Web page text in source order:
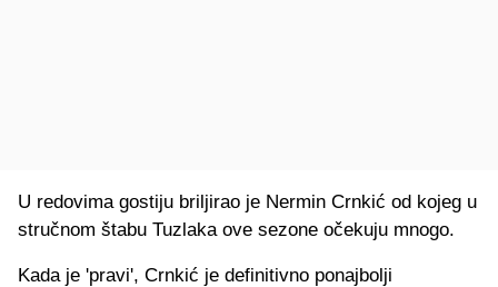
U redovima gostiju briljirao je Nermin Crnkić od kojeg u
stručnom štabu Tuzlaka ove sezone očekuju mnogo.
Kada je 'pravi', Crnkić je definitivno ponajbolji